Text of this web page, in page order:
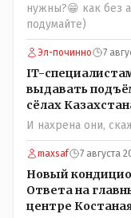
нужны?😁 как без
подумайте)
Эл-починно 7
IT-
выдавать
сёлах
И нахрена они,
maxsaf 7 августа
Новый
Ответа на
центре